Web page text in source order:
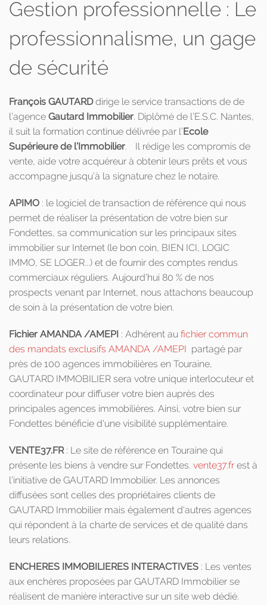
Gestion professionnelle : Le
professionnalisme, un gage
de sécurité
François GAUTARDdirige le service transactions de de
l’agence Gautard Immobilier. Diplômé de l’E.S.C. Nantes,
il suit la formation continue délivrée par l’Ecole
Supérieure de l’Immobilier. Il rédige les compromis de
vente, aide votre acquéreur à obtenir leurs prêts et vous
accompagne jusqu’à la signature chez le notaire.
APIMO : le logiciel de transaction de référence qui nous
permet de réaliser la présentation de votre bien sur
Fondettes, sa communication sur les principaux sites
immobilier sur Internet (le bon coin, BIEN ICI, LOGIC
IMMO, SE LOGER...) et de fournir des comptes rendus
commerciaux réguliers. Aujourd’hui 80 % de nos
prospects venant par Internet, nous attachons beaucoup
de soin à la présentation de votre bien.
Fichier AMANDA /AMEPI : Adhérent au fichier commun
des mandats exclusifs AMANDA /AMEPI partagé par
près de 100 agences immobilières en Touraine,
GAUTARD IMMOBILIER sera votre unique interlocuteur et
coordinateur pour diffuser votre bien auprès des
principales agences immobilières. Ainsi, votre bien sur
Fondettes bénéficie d'une visibilité supplémentaire.
VENTE37.FR: Le site de référence en Touraine qui
présente les biens à vendre sur Fondettes. vente37.fr est à
l'initiative de GAUTARD Immobilier. Les annonces
diffusées sont celles des propriétaires clients de
GAUTARD Immobilier mais également d'autres agences
qui répondent à la charte de services et de qualité dans
leurs relations.
ENCHERES IMMOBILIERES INTERACTIVES : Les ventes
aux enchères proposées par GAUTARD Immobilier se
réalisent de manière interactive sur un site web dédié.